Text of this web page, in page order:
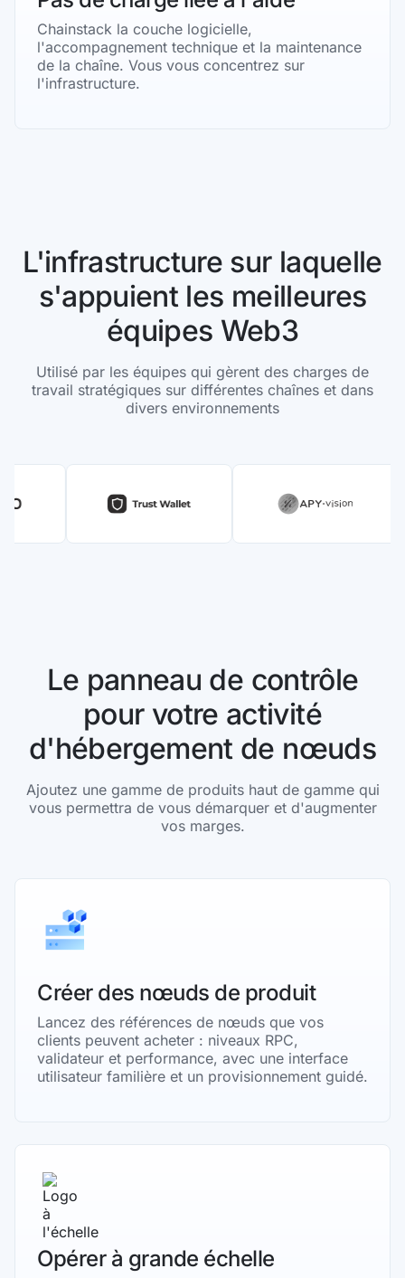
Chainstack la couche logicielle,
l'accompagnement technique et la maintenance
de la chaîne. Vous vous concentrez sur
l'infrastructure.
L'infrastructure sur laquelle
s'appuient les meilleures
équipes Web3
Utilisé par les équipes qui gèrent des charges de
travail stratégiques sur différentes chaînes et dans
divers environnements
Le panneau de contrôle
pour votre activité
d'hébergement de nœuds
Ajoutez une gamme de produits haut de gamme qui
vous permettra de vous démarquer et d'augmenter
vos marges.
Créer des nœuds de produit
Lancez des références de nœuds que vos
clients peuvent acheter : niveaux RPC,
validateur et performance, avec une interface
utilisateur familière et un provisionnement guidé.
Opérer à grande échelle